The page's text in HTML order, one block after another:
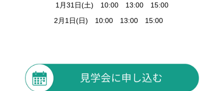
1月31日(土) 10:00 13:00 15:00
2月1日(日) 10:00 13:00 15:00